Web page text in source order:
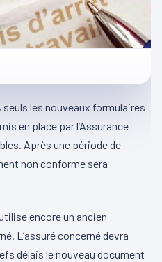
seuls les nouveaux formulaires
en place par l’Assurance
Après une période de
non conforme sera
encore un ancien
L’assuré concerné devra
délais le nouveau document